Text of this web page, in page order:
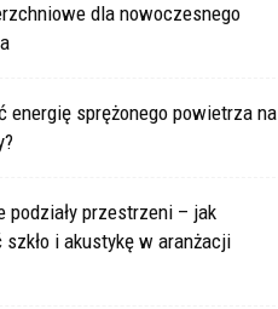
dla nowoczesnego
energię sprężonego powietrza na
podziały przestrzeni – jak
i akustykę w aranżacji